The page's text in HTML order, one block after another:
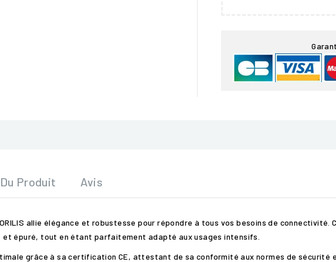
Produit Avis
allie élégance et robustesse pour répondre à tous vos besoins de
et épuré, tout en étant parfaitement adapté aux usages intensifs.
grâce à sa certification CE, attestant de sa conformité aux normes de sécurité